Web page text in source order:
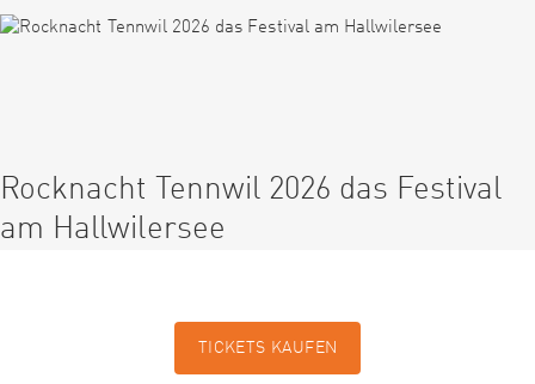
Rocknacht Tennwil 2026 das Festival
am Hallwilersee
TICKETS KAUFEN